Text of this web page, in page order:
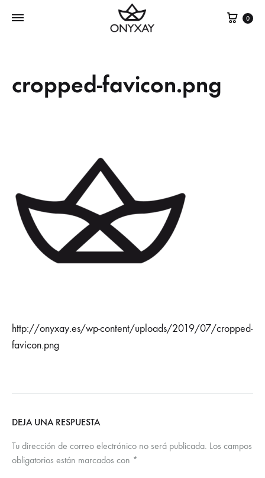
Cesta
0
cropped-favicon.png
http://onyxay.es/wp-content/uploads/2019/07/cropped-
favicon.png
DEJA UNA RESPUESTA
Tu dirección de correo electrónico no será publicada. Los campos
obligatorios están marcados con *